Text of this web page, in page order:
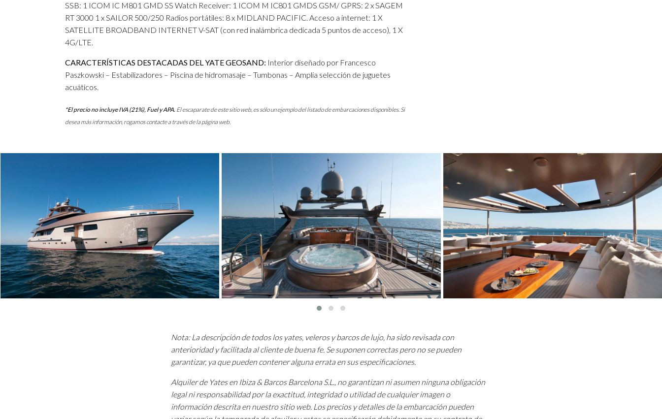
SSB: 1 ICOM IC M801 GMD SS Watch Receiver: 1 ICOM M IC801 GMDS GSM/ GPRS: 2 x SAGEM
RT 3000 1 x SAILOR 500/250 Radios portátiles: 8 x MIDLAND PACIFIC. Acceso a internet: 1 X
SATELLITE BROADBAND INTERNET V-SAT (con red inalámbrica dedicada 5 puntos de acceso), 1 X
4G/LTE.
CARACTERÍSTICAS DESTACADAS DEL YATE GEOSAND: Interior diseñado por Francesco
Paszkowski – Estabilizadores – Piscina de hidromasaje – Tumbonas – Amplia selección de juguetes
acuáticos.
*El precio no incluye IVA (21%), Fuel y APA. El escaparate de este sitio web, es sólo un ejemplo del listado de embarcaciones disponibles. Si
desea más información, rogamos contacte a través de la página web.
Nota: La descripción de todos los yates, veleros y barcos de lujo, ha sido revisada con
anterioridad y facilitada al cliente de buena fe. Se suponen correctas pero no se pueden
garantizar, ya que pueden contener alguna errata en sus especificaciones.
Alquiler de Yates en Ibiza & Barcos Barcelona S.L., no garantizan ni asumen ninguna obligación
legal ni responsabilidad por la exactitud, integridad o utilidad de cualquier imagen o
información descrita en nuestro sitio web. Los precios y detalles de la embarcación pueden